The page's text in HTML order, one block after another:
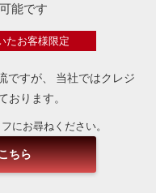
能です
たお客様限定
すが、
当社ではクレジ
おります。
にお尋ねください。
ちら